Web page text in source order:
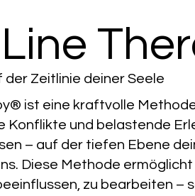
Zeitlinie deiner Seele
ist eine kraftvolle
Konflikte und belastende
– auf der tiefen Ebene
Diese Methode ermöglicht
zu bearbeiten –